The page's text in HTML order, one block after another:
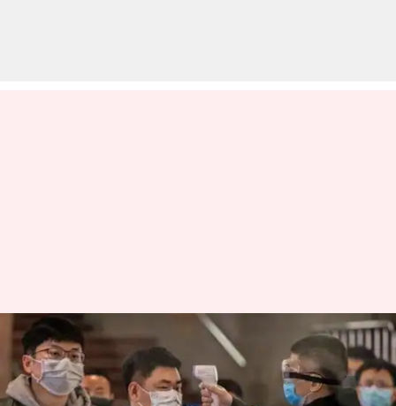
मुंबई: चीन से लौटे दो लोगों में दिखे
कोरोना वायरस के लक्षण, अस्पताल
में भर्ती